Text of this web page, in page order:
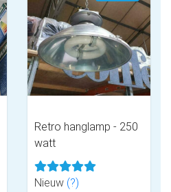
Retro hanglamp - 250
watt
Nieuw (?)